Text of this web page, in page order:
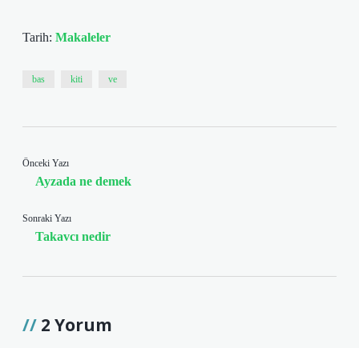
Tarih: Makaleler
bas kiti ve
Önceki Yazı
Ayzada ne demek
Sonraki Yazı
Takavcı nedir
2 Yorum